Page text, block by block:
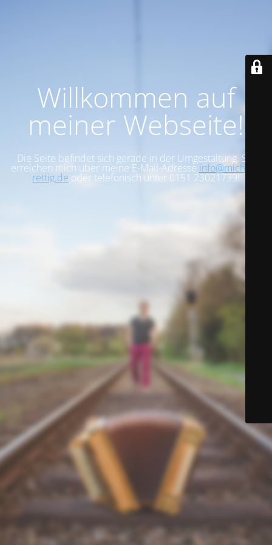
Willkommen auf
meiner Webseite!
Die Seite befindet sich gerade in der Umgestaltung. Sie
erreichen mich über meine E-Mail-Adresseinfo@michael-
rettig.de oder telefonisch unter 0151 23021739!